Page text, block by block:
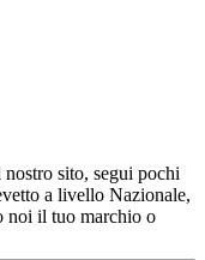
sito, segui pochi
a livello Nazionale,
noi il tuo marchio o